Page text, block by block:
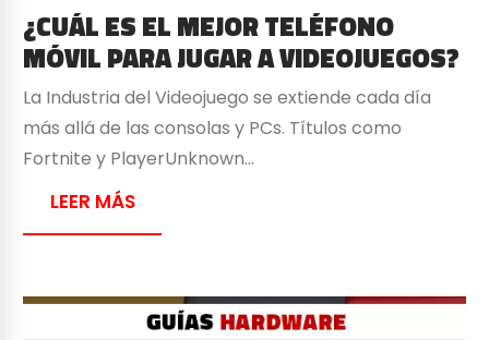
¿CUÁL ES EL MEJOR TELÉFONO
MÓVIL PARA JUGAR A VIDEOJUEGOS?
La Industria del Videojuego se extiende cada día
más allá de las consolas y PCs. Títulos como
Fortnite y PlayerUnknown…
LEER MÁS